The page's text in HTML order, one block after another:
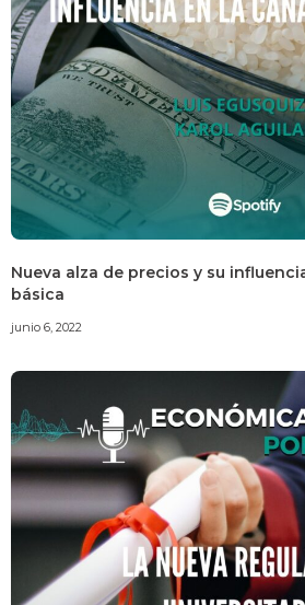
Nueva alza de precios y su
básica
junio 6, 2022